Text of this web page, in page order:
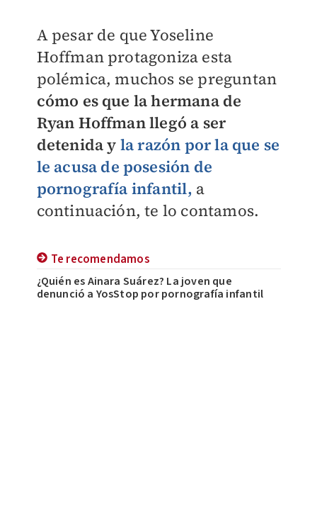
A pesar de que Yoseline
Hoffman protagoniza esta
polémica, muchos se preguntan
cómo es que la hermana de
Ryan Hoffman llegó a ser
detenida y la razón por la que se
le acusa de posesión de
pornografía infantil, a
continuación, te lo contamos.
Te recomendamos
¿Quién es Ainara Suárez? La joven que
denunció a YosStop por pornografía infantil